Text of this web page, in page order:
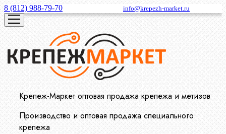
8 (812) 988-79-70 info@krepezh-market.ru
Крепеж-Маркет оптовая продажа крепежа и метизов
Производство и оптовая продажа специального
крепежа